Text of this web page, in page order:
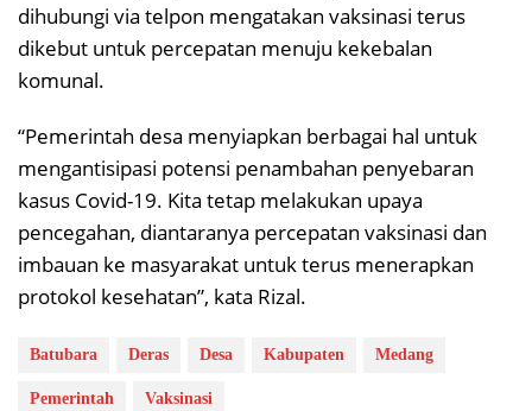
dihubungi via telpon mengatakan vaksinasi terus
dikebut untuk percepatan menuju kekebalan
komunal.
“Pemerintah desa menyiapkan berbagai hal untuk
mengantisipasi potensi penambahan penyebaran
kasus Covid-19. Kita tetap melakukan upaya
pencegahan, diantaranya percepatan vaksinasi dan
imbauan ke masyarakat untuk terus menerapkan
protokol kesehatan”, kata Rizal.
Batubara Deras Desa Kabupaten Medang
Pemerintah Vaksinasi